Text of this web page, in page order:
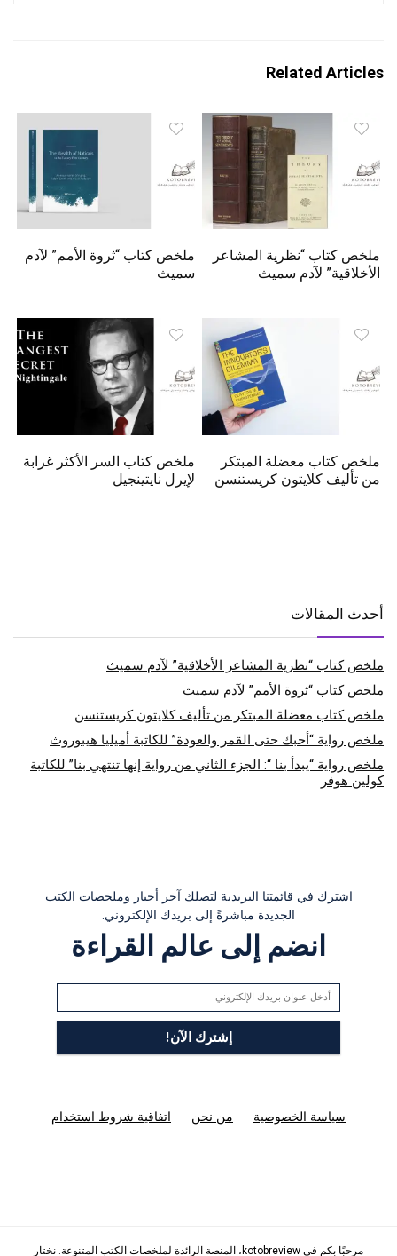
Related Articles
ملخص كتاب “نظرية المشاعر
الأخلاقية” لآدم سميث
ملخص كتاب “ثروة الأمم” لآدم
سميث
ملخص كتاب معضلة المبتكر
من تأليف كلايتون كريستنسن
ملخص كتاب السر الأكثر غرابة
لإيرل نايتينجيل
أحدث المقالات
ملخص كتاب “نظرية المشاعر الأخلاقية” لآدم سميث
ملخص كتاب “ثروة الأمم” لآدم سميث
ملخص كتاب معضلة المبتكر من تأليف كلايتون كريستنسن
ملخص رواية “أحبك حتى القمر والعودة” للكاتبة أميليا هيبوروث
ملخص رواية “يبدأ بنا “: الجزء الثاني من رواية إنها تنتهي بنا” للكاتبة
كولين هوفر
اشترك في قائمتنا البريدية لتصلك آخر أخبار وملخصات الكتب
الجديدة مباشرةً إلى بريدك الإلكتروني.
انضم إلى عالم القراءة
سياسة الخصوصية من نحن اتفاقية شروط استخدام
مرحبًا بكم في kotobreview، المنصة الرائدة لملخصات الكتب المتنوعة. نختار